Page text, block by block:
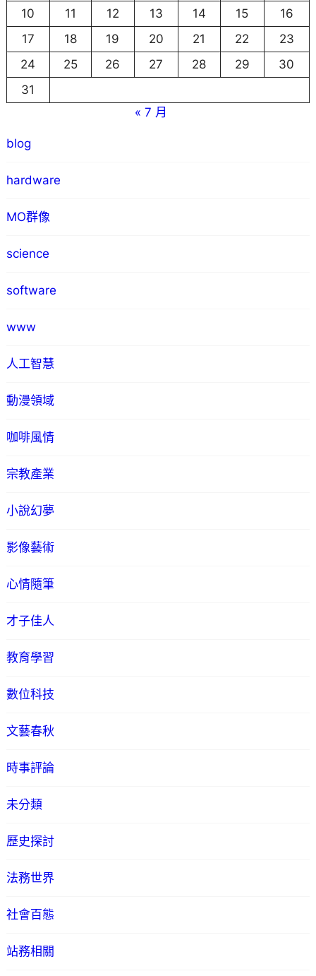
10
11 12 13 14 15
16
17
18 19 20 21 22
23
24
25 26 27 28 29
30
31
« 7 月
blog
hardware
MO群像
science
software
www
人工智慧
動漫領域
咖啡風情
宗教產業
小說幻夢
影像藝術
心情隨筆
才子佳人
教育學習
數位科技
文藝春秋
時事評論
未分類
歷史探討
法務世界
社會百態
站務相關